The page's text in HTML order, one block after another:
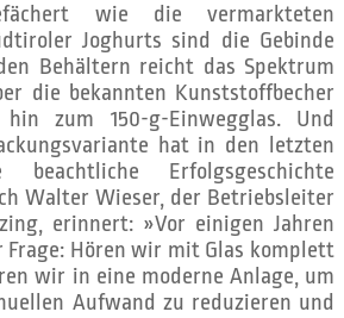
wie die vermarkteten
Joghurts sind die Gebinde
Behältern reicht das Spektrum
die bekannten Kunststoffbecher
zum 150-g-Einwegglas. Und
hat in den letzten
beachtliche Erfolgsgeschichte
Walter Wieser, der Betriebsleiter
erinnert: »Vor einigen Jahren
Hören wir mit Glas komplett
wir in eine moderne Anlage, um
Aufwand zu reduzieren und